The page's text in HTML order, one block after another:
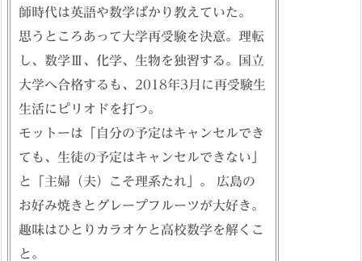
師時代は英語や数学ばかり教えていた。
思うところあって大学再受験を決意。理転
し、数学Ⅲ、化学、生物を独習する。国立
大学へ合格するも、2018年3月に再受験生
生活にピリオドを打つ。
モットーは「自分の予定はキャンセルでき
ても、生徒の予定はキャンセルできない」
と「主婦（夫）こそ理系たれ」。 広島の
お好み焼きとグレープフルーツが大好き。
趣味はひとりカラオケと高校数学を解くこ
と。